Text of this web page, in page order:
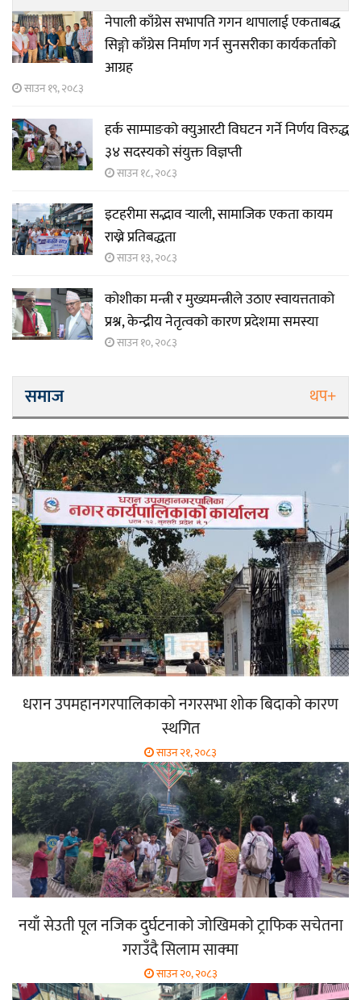
नेपाली काँग्रेस सभापति गगन थापालाई एकताबद्ध
सिङ्गो काँग्रेस निर्माण गर्न सुनसरीका कार्यकर्ताको
आग्रह
साउन १९, २०८३
हर्क साम्पाङको क्युआरटी विघटन गर्ने निर्णय विरुद्ध
३४ सदस्यको संयुक्त विज्ञप्ती
साउन १८, २०८३
इटहरीमा सद्भाव र्‍याली, सामाजिक एकता कायम
राख्ने प्रतिबद्धता
साउन १३, २०८३
कोशीका मन्त्री र मुख्यमन्त्रीले उठाए स्वायत्तताको
प्रश्न, केन्द्रीय नेतृत्वको कारण प्रदेशमा समस्या
साउन १०, २०८३
समाज थप+
धरान उपमहानगरपालिकाको नगरसभा शोक बिदाको कारण
स्थगित
साउन २१, २०८३
नयाँ सेउती पूल नजिक दुर्घटनाको जोखिमको ट्राफिक सचेतना
गराउँदै सिलाम साक्मा
साउन २०, २०८३